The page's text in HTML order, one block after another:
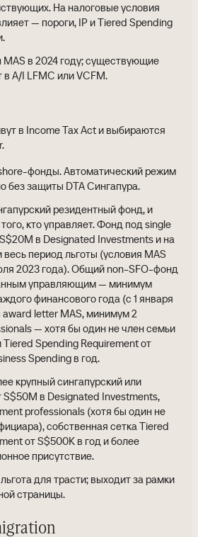
На налоговые условия
— пороги, IP и Tiered Spending
в 2024 году; существующие
в A/I LFMC или VCFM.
в Income Tax Act и выбираются
фонды. Автоматический режим
без защиты DTA Сингапура.
резидентный фонд, и
кто управляет. Фонд под single
в Designated Investments и на
период льготы (условия MAS
2023 года). Общий non-SFO-фонд
управляющим — минимум
финансового года (с 1 января
letter MAS, минимум 2
— хотя бы один не член семьи
Spending Requirement от
Spending в год.
крупный сингапурский или
в Designated Investments,
professionals (хотя бы один не
собственная сетка Tiered
от S$500K в год и более
присутствие.
для трасти; выходит за рамки
страницы.